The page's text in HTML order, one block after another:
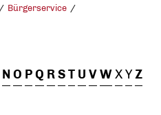
Bürgerservice
NO PQ RST U VWXYZ